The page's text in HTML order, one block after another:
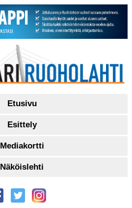
Etusivu
Esittely
Mediakortti
Näköislehti